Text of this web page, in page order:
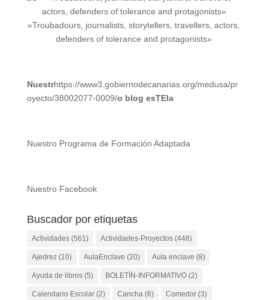
«Troubadours, journalists, storytellers, travellers, actors,
defenders of tolerance and protagonists»
Nuestrhttps://www3.gobiernodecanarias.org/medusa/pr
oyecto/38002077-0009/o blog esTEla
Nuestro Programa de Formación Adaptada
Nuestro Facebook
Buscador por etiquetas
Actividades(561) Actividades-Proyectos(448)
Ajedrez(10) AulaEnclave (20) Aula enclave (8)
Ayuda de libros(5) BOLETÍN-INFORMATIVO(2)
Calendario Escolar(2) Cancha(6) Comedor(3)